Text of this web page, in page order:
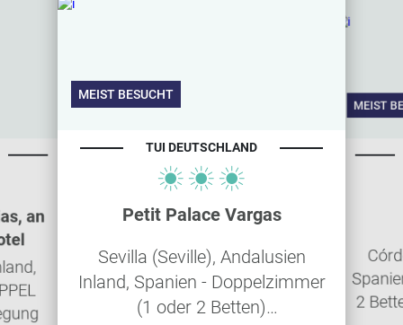
an
MEIST BESUCHT
TUI DEUTSCHLAND
Petit Palace Vargas
Sevilla (Seville), Andalusien
Inland, Spanien - Doppelzimmer
(1 oder 2 Betten)
MEIST
2